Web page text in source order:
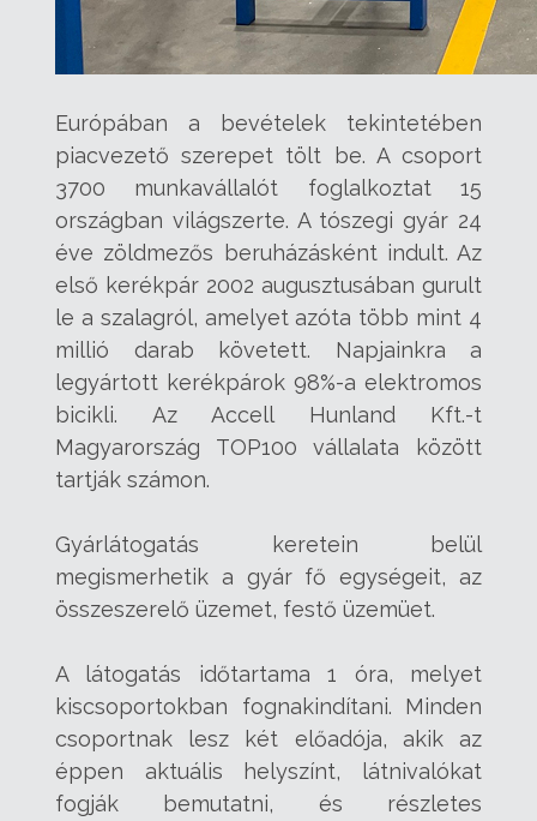
Európában a bevételek tekintetében
piacvezető szerepet tölt be. A csoport
3700 munkavállalót foglalkoztat 15
országban világszerte. A tószegi gyár 24
éve zöldmezős beruházásként indult. Az
első kerékpár 2002 augusztusában gurult
le a szalagról, amelyet azóta több mint 4
millió darab követett. Napjainkra a
legyártott kerékpárok 98%-a elektromos
bicikli. Az Accell Hunland Kft.-t
Magyarország TOP100 vállalata között
tartják számon.
Gyárlátogatás keretein belül
megismerhetik a gyár fő egységeit, az
összeszerelő üzemet, festő üzemüet.
A látogatás időtartama 1 óra, melyet
kiscsoportokban fognakindítani. Minden
csoportnak lesz két előadója, akik az
éppen aktuális helyszínt, látnivalókat
fogják bemutatni, és részletes